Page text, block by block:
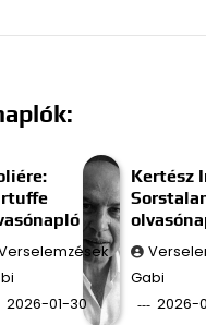
2026-01-30
Kertész
Gabi
2026-